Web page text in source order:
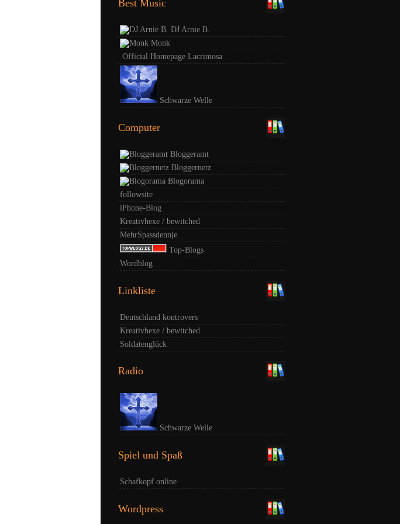
Best Music
DJ Arnie B.
Monk
Official Homepage Lacrimosa
Schwarze Welle
Computer
Bloggeramt
Bloggernetz
Blogorama
followsite
iPhone-Blog
Kreativhexe / bewitched
MehrSpassdennje.
Top-Blogs
Wordblog
Linkliste
Deutschland kontrovers
Kreativhexe / bewitched
Soldatenglück
Radio
Schwarze Welle
Spiel und Spaß
Schafkopf online
Wordpress